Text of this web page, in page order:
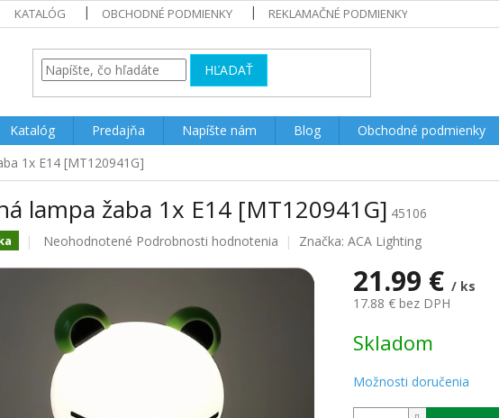
KATALÓG OBCHODNÉ PODMIENKY REKLAMAČNÉ PODMIENKY
HĽADAŤ
Katalóg Predajňa Napíšte nám Blog
Obchodné podmienky
1x E14 [MT120941G]
lampa žaba 1x E14 [MT120941G] 45106
Priemerné
produktu
hviezdičiek.
Neohodnotené Podrobnosti hodnotenia Značka: ACA Lighting
21.99 € / ks
17.88 € bez DPH
cena:
Skladom
Možnosti doručenia